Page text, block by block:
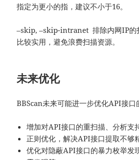
指定为更小的指，建议不小于16。
–skip, –skip-intranet 排除内网IP的
比较实用，避免浪费扫描资源。
未来优化
BBScan未来可能进一步优化API接口
增加对API接口的重扫描、分析支
正则优化，解决API接口提取不够
优化对隐蔽API接口的暴力枚举发